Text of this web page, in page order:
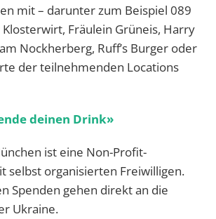
mit – darunter zum Beispiel 089
Fräulein Grüneis, Harry
Nockherberg, Ruff’s Burger oder
der teilnehmenden Locations
deinen Drink»
ist eine Non-Profit-
selbst organisierten Freiwilligen.
Spenden gehen direkt an die
Ukraine.